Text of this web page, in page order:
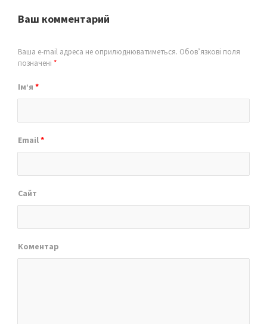
Ваш комментарий
Ваша e-mail адреса не оприлюднюватиметься. Обов’язкові поля
позначені *
Ім’я *
Email*
Сайт
Коментар